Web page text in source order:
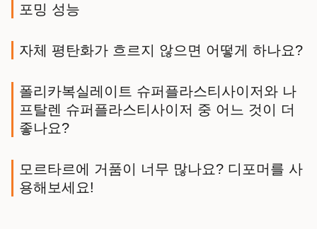
포밍 성능
자체 평탄화가 흐르지 않으면 어떻게 하나요?
폴리카복실레이트 슈퍼플라스티사이저와 나
프탈렌 슈퍼플라스티사이저 중 어느 것이 더
좋나요?
모르타르에 거품이 너무 많나요? 디포머를 사
용해보세요!